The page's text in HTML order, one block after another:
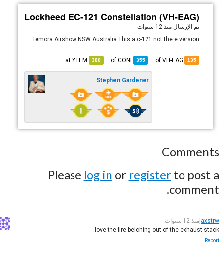
Lockheed EC-121 Constellation (VH-EAG)
تم الإرسال منذ 12 سنوات
Temora Airshow NSW Australia This a c-121 not the e version
135
355
CONI
380
YTEM
Stephen Gardener
Comments
Please log in or registerto post a
comment.
jaxstrwمنذ 12 سنوات
love the fire belching out of the exhaust stack.
Report